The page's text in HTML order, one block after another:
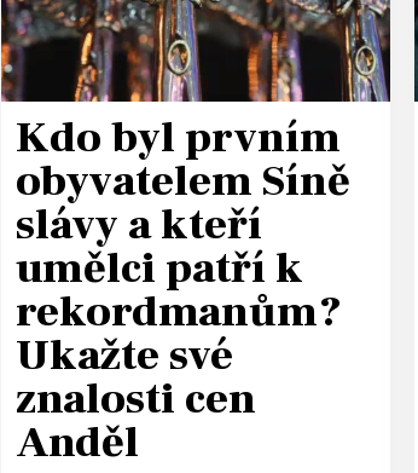
Kdo byl prvním
obyvatelem Síně
slávy a kteří
umělci patří k
rekordmanům?
Ukažte své
znalosti cen
Anděl